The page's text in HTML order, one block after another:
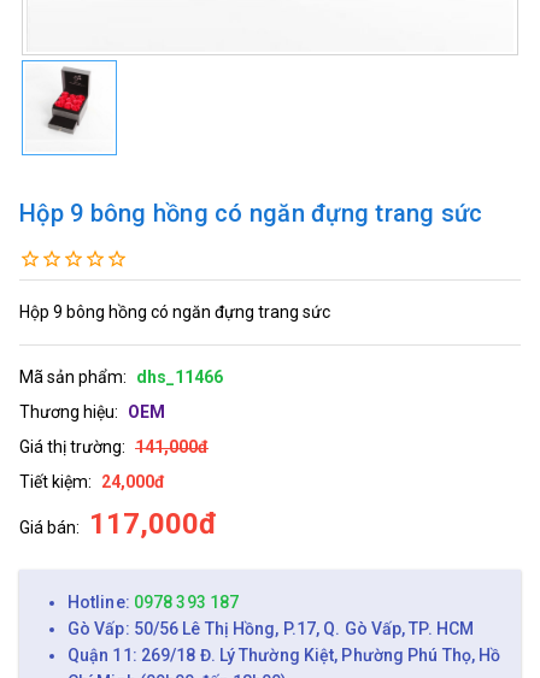
Hộp 9 bông hồng có ngăn đựng trang sức
Hộp 9 bông hồng có ngăn đựng trang sức
Mã sản phẩm:
dhs_11466
Thương hiệu:
OEM
Giá thị trường: 141,000đ
Tiết kiệm:
24,000đ
Giá bán: 117,000đ
Hotline: 0978 393 187
Gò Vấp: 50/56 Lê Thị Hồng, P.17, Q. Gò Vấp, TP. HCM
Quận 11: 269/18 Đ. Lý Thường Kiệt, Phường Phú Thọ, Hồ